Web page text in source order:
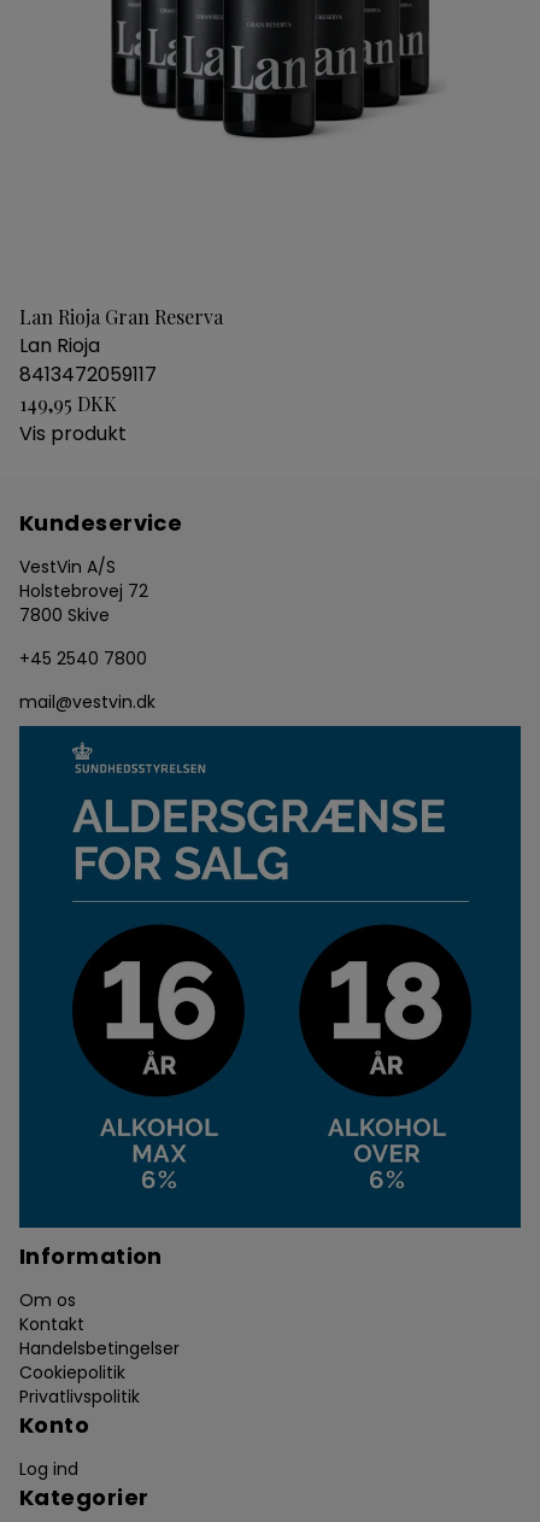
Lan Rioja Gran Reserva
Lan Rioja
8413472059117
149,95 DKK
Vis produkt
Kundeservice
VestVin A/S
Holstebrovej 72
7800 Skive
+45 2540 7800
mail@vestvin.dk
Information
Om os
Kontakt
Handelsbetingelser
Cookiepolitik
Privatlivspolitik
Konto
Log ind
Kategorier